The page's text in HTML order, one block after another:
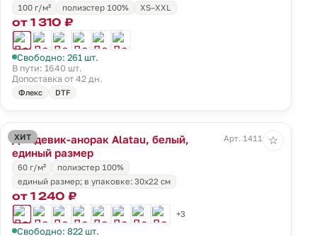
100 г/м² полиэстер 100% XS–XXL
от 1 310 ₽
Свободно: 261 шт.
В пути: 1640 шт.
Допоставка от 42 дн.
Флекс DTF
ХИТ
Дождевик-анорак Alatau, белый,
единый размер
Арт. 14111.60
60 г/м²
полиэстер 100%
единый размер; в упаковке: 30x22 см
от 1 240 ₽
+3
Свободно: 822 шт.
☆